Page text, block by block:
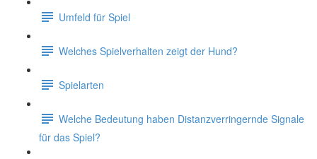
Umfeld für Spiel
Welches Spielverhalten zeigt der Hund?
Spielarten
Welche Bedeutung haben Distanzverringernde Signale
für das Spiel?